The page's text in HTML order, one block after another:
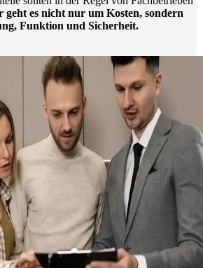
geht es nicht nur um Kosten, sondern
Funktion und Sicherheit.